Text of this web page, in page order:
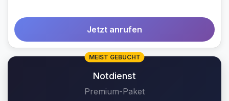
Jetzt anrufen
MEIST GEBUCHT
Notdienst
Premium-Paket